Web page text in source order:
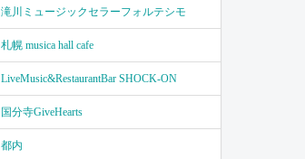
滝川ミュージックセラーフォルテシモ
札幌 musica hall cafe
LiveMusic&RestaurantBar SHOCK-ON
国分寺GiveHearts
都内